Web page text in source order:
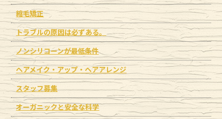
縮毛矯正
トラブルの原因は必ずある。
ノンシリコーンが最低条件
ヘアメイク・アップ・ヘアアレンジ
スタッフ募集
オーガニックと安全な科学